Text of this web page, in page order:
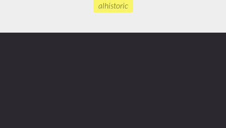
alhistoric